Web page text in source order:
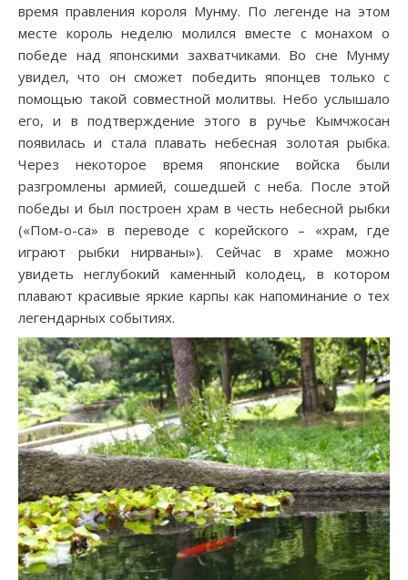
время правления короля Мунму. По легенде на этом
месте король неделю молился вместе с монахом о
победе над японскими захватчиками. Во сне Мунму
увидел, что он сможет победить японцев только с
помощью такой совместной молитвы. Небо услышало
его, и в подтверждение этого в ручье Кымчжосан
появилась и стала плавать небесная золотая рыбка.
Через некоторое время японские войска были
разгромлены армией, сошедшей с неба. После этой
победы и был построен храм в честь небесной рыбки
(«Пом-о-са» в переводе с корейского – «храм, где
играют рыбки нирваны»). Сейчас в храме можно
увидеть неглубокий каменный колодец, в котором
плавают красивые яркие карпы как напоминание о тех
легендарных событиях.